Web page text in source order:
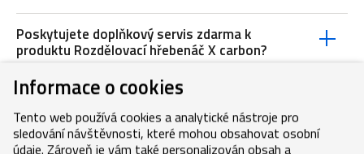
Poskytujete doplňkový servis zdarma k
produktu Rozdělovací hřebenáč X carbon?
Proč je betonová střešní taška lepší než jiný
materiál?
Co je třeba brát v úvahu při výběru betonové
Informace o cookies
Tento web používá cookies a analytické nástroje pro
sledování návštěvnosti, které mohou obsahovat osobní
údaje. Zároveň je vám také personalizován obsah a